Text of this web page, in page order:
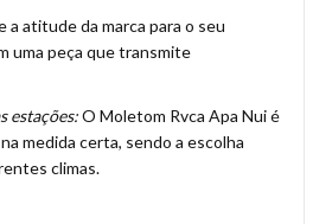
a atitude da marca para o seu
uma peça que transmite
estações:O Moletom Rvca Apa Nui é
medida certa, sendo a escolha
climas.